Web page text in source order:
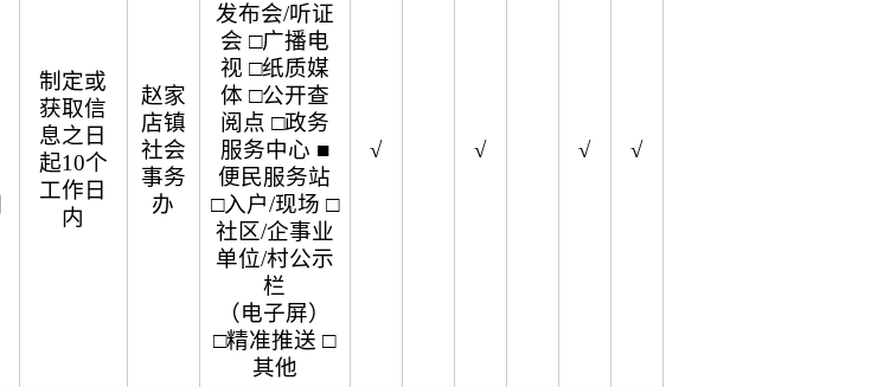
制定或
获取信
息之日
起10个
工作日
内
赵家
店镇
社会
事务
办
发布会/听证
会 □广播电
视 □纸质媒
体 □公开查
阅点 □政务
服务中心 ■
便民服务站
□入户/现场 □
社区/企事业
单位/村公示
栏
（电子屏）
□精准推送 □
其他
√ √ √ √